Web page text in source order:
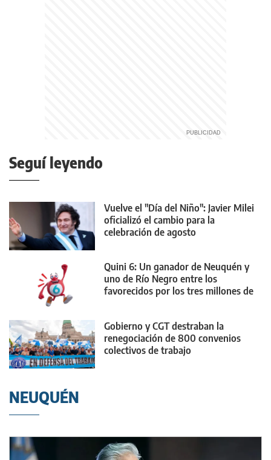
Seguí leyendo
Vuelve el "Día del Niño": Javier Milei
oficializó el cambio para la
celebración de agosto
Quini 6: Un ganador de Neuquén y
uno de Río Negro entre los
favorecidos por los tres millones de
Gobierno y CGT destraban la
renegociación de 800 convenios
colectivos de trabajo
NEUQUÉN